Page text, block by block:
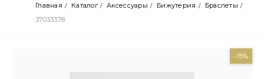
Главная Каталог Аксессуары Бижутерия
Браслеты
37033378
-15%